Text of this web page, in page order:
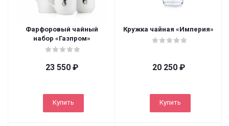
Фарфоровый чайный
набор «Газпром»
23 550₽
Купить
Кружка чайная «Империя»
20 250₽
Купить